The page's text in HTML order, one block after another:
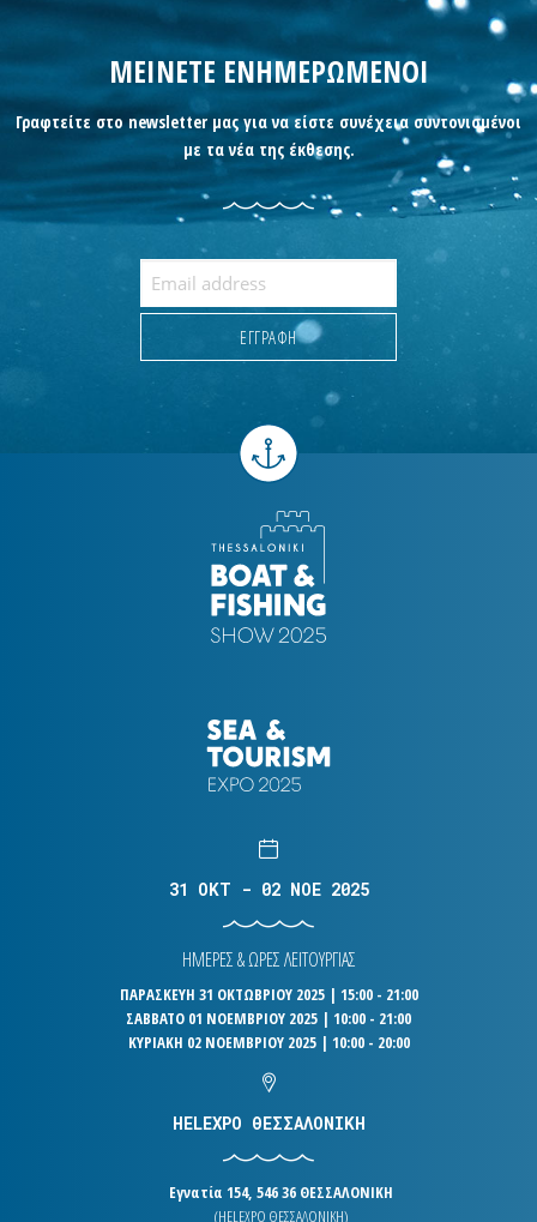
ΜΕΙΝΕΤΕ ΕΝΗΜΕΡΩΜΕΝΟΙ
Γραφτείτε στο newsletter μας για να είστε συνέχεια συντονισμένοι
με τα νέα της έκθεσης.
31 OKT - 02 NOE 2025
ΗΜΕΡΕΣ & ΩΡΕΣ ΛΕΙΤΟΥΡΓΙΑΣ
ΠΑΡΑΣΚΕΥΗ 31 ΟΚΤΩΒΡΙΟΥ 2025 | 15:00 - 21:00
ΣΑΒΒΑΤΟ 01 ΝΟΕΜΒΡΙΟΥ 2025 | 10:00 - 21:00
ΚΥΡΙΑΚΗ 02 ΝΟΕΜΒΡΙΟΥ 2025 | 10:00 - 20:00
HELEXPO ΘΕΣΣΑΛΟΝΙΚΗ
Εγνατία 154, 546 36 ΘΕΣΣΑΛΟΝΙΚΗ
(HELEXPO ΘΕΣΣΑΛΟΝΙΚΗ)